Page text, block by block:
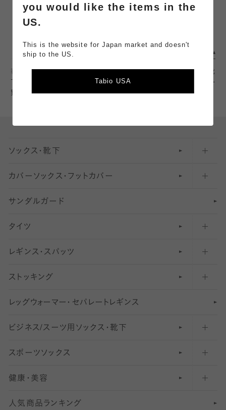
靴下のTabio公式通販サイト
靴
下屋 イオンモール熊本店スタッフ イオンモール熊本店のコーディネート一
覧
ソックス・靴下
五本指ソックス・靴下
足袋ソックス・靴下
無地・プレーンソックス・靴下
柄ソックス・靴下
スニーカー（くるぶし）用ソックス
アンクル・ショートソックス（くるぶし上）
クルーソックス（ふくらはぎ下）
ハイソックス
オーバーニー・ニーハイソックス
カバーソックス・フットカバー
フットカバー・カバーソックス（深め）
フットカバー・カバーソックス（ふつう）
フットカバー・カバーソックス（浅め）
サンダルガード
タイツ
30デニール以下のタイツ（薄手タイツ）
31〜40デニールタイツ
41〜60デニールタイツ
61〜80デニールタイツ
81 〜110デニールタイツ
111〜210デニールタイツ
211デニールタイツ以上（防寒・厚手タイツ）
レギンス・スパッツ
柄レギンス
無地レギンス
レギンスパンツ（レギパン）
マタニティレギンス
5 分丈
6 分丈レギンス
ストッキング
伝線しにくいストッキング
ショートストッキング
結婚式用ストッキング
美脚ストッキング
オールスルーストッキング
レッ グ ウォー マー ・ セパレー ト レ ギンス
ビジネス/スーツ用 ソックス・靴下
匠シリーズ
フレッシャーズ向けソックス・靴下
冠婚葬祭向けソックス・靴下
スポーツソックス
ランニングソックス・靴下
ゴルフソックス・靴下
健康・美容
インナーソックス
人気商品ランキング
you would like the items in the
US.
This is the website for Japan market and doesn't
ship to the US.
Tabio USA